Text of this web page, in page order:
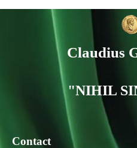
Claudius
"NIHIL
Contact